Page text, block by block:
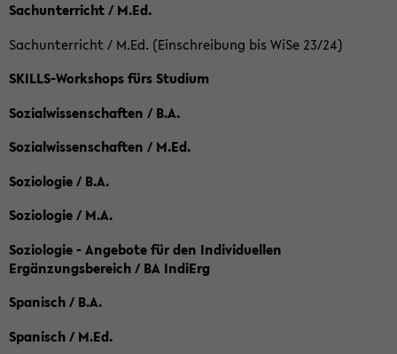
Sachunterricht / M.Ed.
Sachunterricht / M.Ed. (Einschreibung bis WiSe 23/24)
SKILLS-Workshops fürs Studium
Sozialwissenschaften / B.A.
Sozialwissenschaften / M.Ed.
Soziologie / B.A.
Soziologie / M.A.
Soziologie - Angebote für den Individuellen
Ergänzungsbereich / BA IndiErg
Spanisch / B.A.
Spanisch / M.Ed.